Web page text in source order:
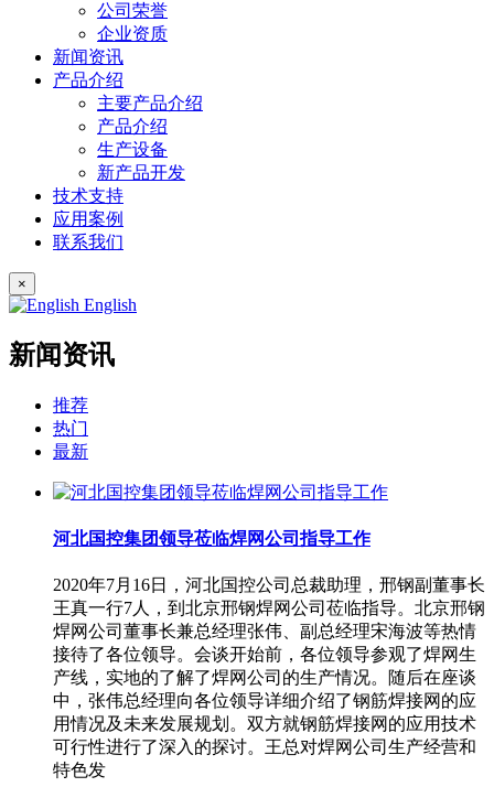
公司荣誉
企业资质
新闻资讯
产品介绍
主要产品介绍
产品介绍
生产设备
新产品开发
技术支持
应用案例
联系我们
×
English
新闻资讯
推荐
热门
最新
河北国控集团领导莅临焊网公司指导工作
2020年7月16日，河北国控公司总裁助理，邢钢副董事长
王真一行7人，到北京邢钢焊网公司莅临指导。北京邢钢
焊网公司董事长兼总经理张伟、副总经理宋海波等热情
接待了各位领导。会谈开始前，各位领导参观了焊网生
产线，实地的了解了焊网公司的生产情况。随后在座谈
中，张伟总经理向各位领导详细介绍了钢筋焊接网的应
用情况及未来发展规划。双方就钢筋焊接网的应用技术
可行性进行了深入的探讨。王总对焊网公司生产经营和
特色发